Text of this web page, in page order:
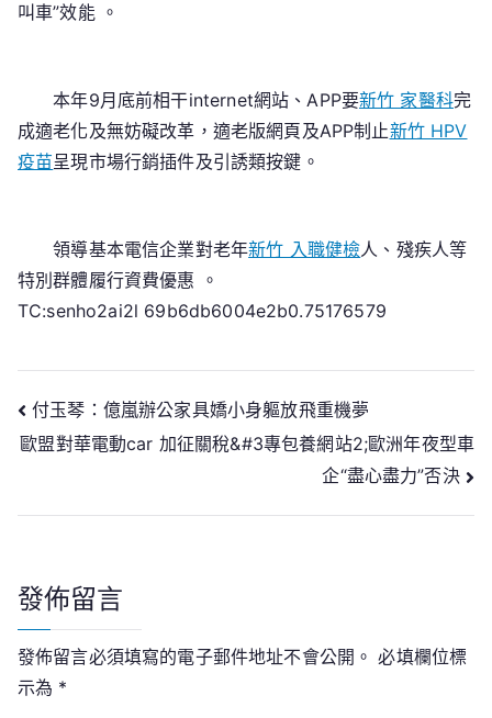
叫車”效能 。
本年9月底前相干internet網站、APP要新竹 家醫科完
成適老化及無妨礙改革，適老版網頁及APP制止新竹 HPV
疫苗呈現市場行銷插件及引誘類按鍵。
領導基本電信企業對老年新竹 入職健檢人、殘疾人等
特別群體履行資費優惠 。
TC:senho2ai2l 69b6db6004e2b0.75176579
文
章
導
付玉琴：億嵐辦公家具嬌小身軀放飛重機夢
歐盟對華電動car 加征關稅&#3專包養網站2;歐洲年夜型車
企“盡心盡力”否決
發佈留言
發佈留言必須填寫的電子郵件地址不會公開。 必填欄位標
示為 *